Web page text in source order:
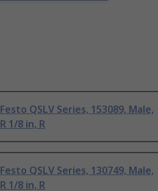
Festo QSLV Series, 153089, Male,
R 1/8 in, R
Festo QSLV Series, 130749, Male,
R 1/8 in, R